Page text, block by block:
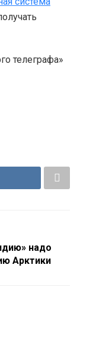
телеграфа»
надо
Арктики